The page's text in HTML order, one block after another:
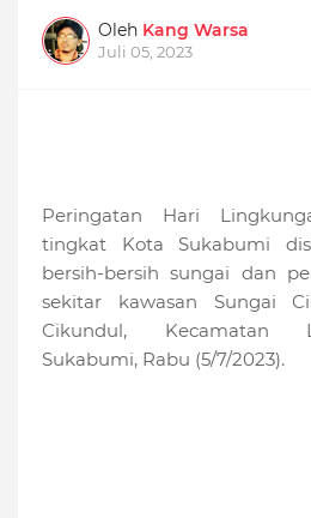
Oleh Kang Warsa
Juli 05, 2023
Peringatan Hari
tingkat Kota Sukabumi
bersih-bersih sungai dan
sekitar kawasan Sungai
Cikundul, Kecamatan
Sukabumi, Rabu (5/7/2023).